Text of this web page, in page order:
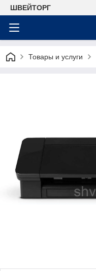
ШВЕЙТОРГ
Товары и услуги